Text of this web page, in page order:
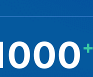
+